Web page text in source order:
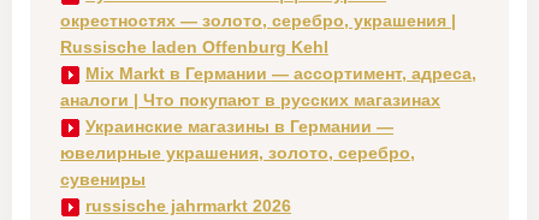
окрестностях — золото, серебро, украшения |
Russische laden Offenburg Kehl
Mix Markt в Германии — ассортимент, адреса,
аналоги | Что покупают в русских магазинах
Украинские магазины в Германии —
ювелирные украшения, золото, серебро,
сувениры
russische jahrmarkt 2026